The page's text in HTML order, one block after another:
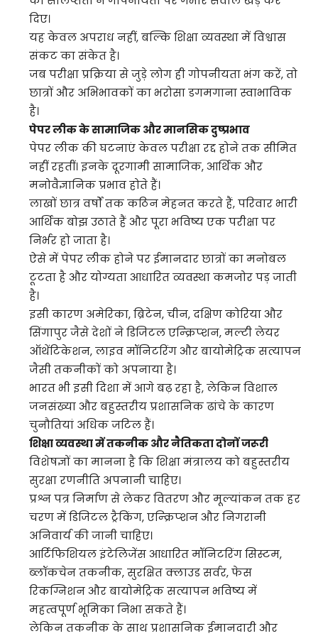
दिए।
यह केवल अपराध नहीं, बल्कि शिक्षा व्यवस्था में विश्वास
संकट का संकेत है।
जब परीक्षा प्रक्रिया से जुड़े लोग ही गोपनीयता भंग करें, तो
छात्रों और अभिभावकों का भरोसा डगमगाना स्वाभाविक
है।
पेपर लीक के सामाजिक और मानसिक दुष्प्रभाव
पेपर लीक की घटनाएं केवल परीक्षा रद्द होने तक सीमित
नहीं रहतीं। इनके दूरगामी सामाजिक, आर्थिक और
मनोवैज्ञानिक प्रभाव होते हैं।
लाखों छात्र वर्षों तक कठिन मेहनत करते हैं, परिवार भारी
आर्थिक बोझ उठाते हैं और पूरा भविष्य एक परीक्षा पर
निर्भर हो जाता है।
ऐसे में पेपर लीक होने पर ईमानदार छात्रों का मनोबल
टूटता है और योग्यता आधारित व्यवस्था कमजोर पड़ जाती
है।
इसी कारण अमेरिका, ब्रिटेन, चीन, दक्षिण कोरिया और
सिंगापुर जैसे देशों ने डिजिटल एन्क्रिप्शन, मल्टी लेयर
ऑथेंटिकेशन, लाइव मॉनिटरिंग और बायोमेट्रिक सत्यापन
जैसी तकनीकों को अपनाया है।
भारत भी इसी दिशा में आगे बढ़ रहा है, लेकिन विशाल
जनसंख्या और बहुस्तरीय प्रशासनिक ढांचे के कारण
चुनौतियां अधिक जटिल हैं।
शिक्षा व्यवस्था में तकनीक और नैतिकता दोनों जरूरी
विशेषज्ञों का मानना है कि शिक्षा मंत्रालय को बहुस्तरीय
सुरक्षा रणनीति अपनानी चाहिए।
प्रश्न पत्र निर्माण से लेकर वितरण और मूल्यांकन तक हर
चरण में डिजिटल ट्रैकिंग, एन्क्रिप्शन और निगरानी
अनिवार्य की जानी चाहिए।
आर्टिफिशियल इंटेलिजेंस आधारित मॉनिटरिंग सिस्टम,
ब्लॉकचेन तकनीक, सुरक्षित क्लाउड सर्वर, फेस
रिकग्निशन और बायोमेट्रिक सत्यापन भविष्य में
महत्वपूर्ण भूमिका निभा सकते हैं।
लेकिन तकनीक के साथ प्रशासनिक ईमानदारी और